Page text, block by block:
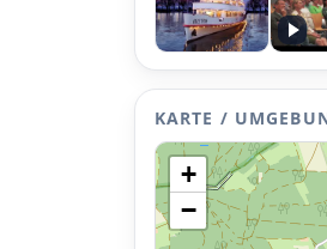
KARTE /
+
−